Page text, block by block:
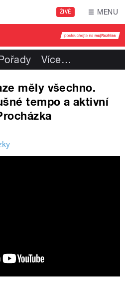
ŽIVĚ MENU
Více…
měly všechno.
tempo a aktivní